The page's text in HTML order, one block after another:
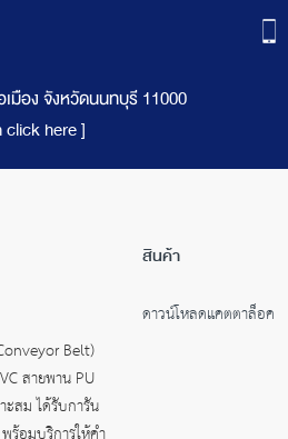
เมือง จังหวัดนนทบุรี 11000
here ]
Belt)
สายพาน PU
ะสม ได้รับการัน
สินค้า
ดาวน์โหลดแคตตาล็อค